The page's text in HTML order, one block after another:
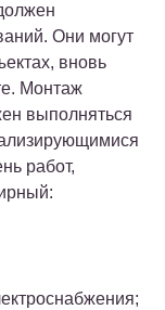
Они могут
вновь
Монтаж
выполняться
работ,